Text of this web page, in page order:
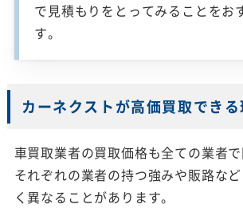
で見積もりをとってみることをお
す。
カーネクストが高価買取できる
車買取業者の買取価格も全ての業者で
それぞれの業者の持つ強みや販路な
く異なることがあります。